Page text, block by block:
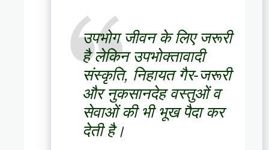
उपभोग जीवन के लिए जरूरी
है लेकिन उपभोक्तावादी
संस्कृति, निहायत गैर-जरूरी
और नुकसानदेह वस्तुओं व
सेवाओं की भी भूख पैदा कर
देती है।